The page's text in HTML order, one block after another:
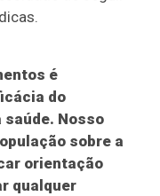
é
do
Nosso
sobre a
orientação
qualquer